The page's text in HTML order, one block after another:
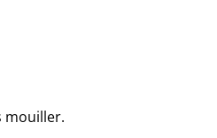
mouiller.